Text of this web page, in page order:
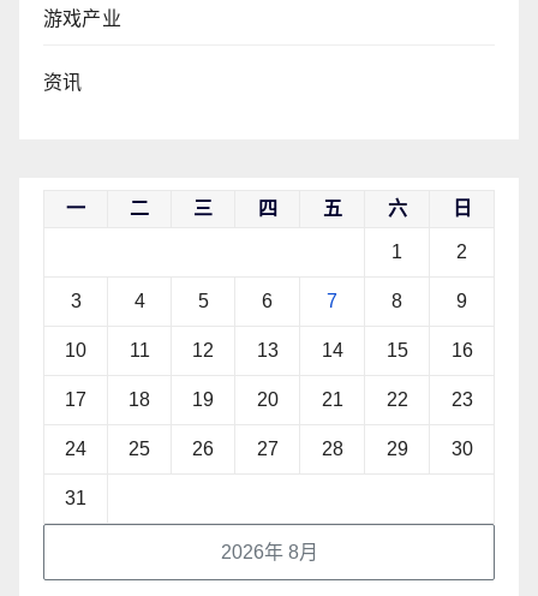
游戏产业
资讯
2026年 8月
一 二 三 四 五 六 日
1 2
3 4 5 6 7 8 9
10 11 12 13 14 15 16
17 18 19 20 21 22 23
24 25 26 27 28 29 30
31